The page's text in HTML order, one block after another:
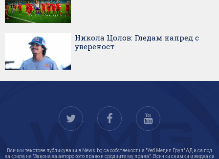
Никола Цолов: Гледам напред с
увереност
Всички текстове публикувани в News.bg са собственост на "Уеб Медия Груп" АД и са под
закрила на "Закона за авторското право и сродните му права". Всички снимки и видеа са